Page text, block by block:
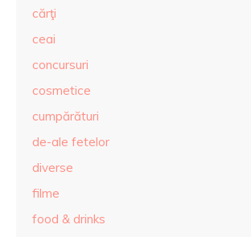
cărţi
ceai
concursuri
cosmetice
cumpărături
de-ale fetelor
diverse
filme
food & drinks